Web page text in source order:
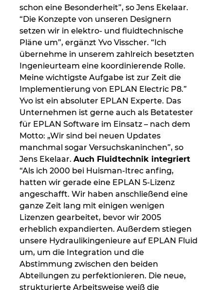
schon eine Besonderheit”, so Jens Ekelaar.
“Die Konzepte von unseren Designern
setzen wir in elektro- und fluidtechnische
Pläne um”, ergänzt Yvo Visscher. “Ich
übernehme in unserem zahlreich besetzten
Ingenieurteam eine koordinierende Rolle.
Meine wichtigste Aufgabe ist zur Zeit die
Implementierung von EPLAN Electric P8.”
Yvo ist ein absoluter EPLAN Experte. Das
Unternehmen ist gerne auch als Betatester
für EPLAN Software im Einsatz – nach dem
Motto: „Wir sind bei neuen Updates
manchmal sogar Versuchskaninchen”, so
Jens Ekelaar. Auch Fluidtechnik integriert
“Als ich 2000 bei Huisman-Itrec anfing,
hatten wir gerade eine EPLAN 5-Lizenz
angeschafft. Wir haben anschließend eine
ganze Zeit lang mit einigen wenigen
Lizenzen gearbeitet, bevor wir 2005
erheblich expandierten. Außerdem stiegen
unsere Hydraulikingenieure auf EPLAN Fluid
um, um die Integration und die
Abstimmung zwischen den beiden
Abteilungen zu perfektionieren. Die neue,
strukturierte Arbeitsweise weiß die
Thailand
Tschechische Republik
Türkei
Ukraine
Ungarn
USA
Vereinigte Arabische Emirate